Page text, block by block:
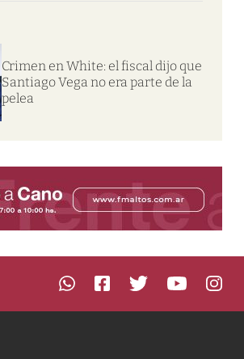
Crimen en White: el fiscal dijo que
Santiago Vega no era parte de la
pelea